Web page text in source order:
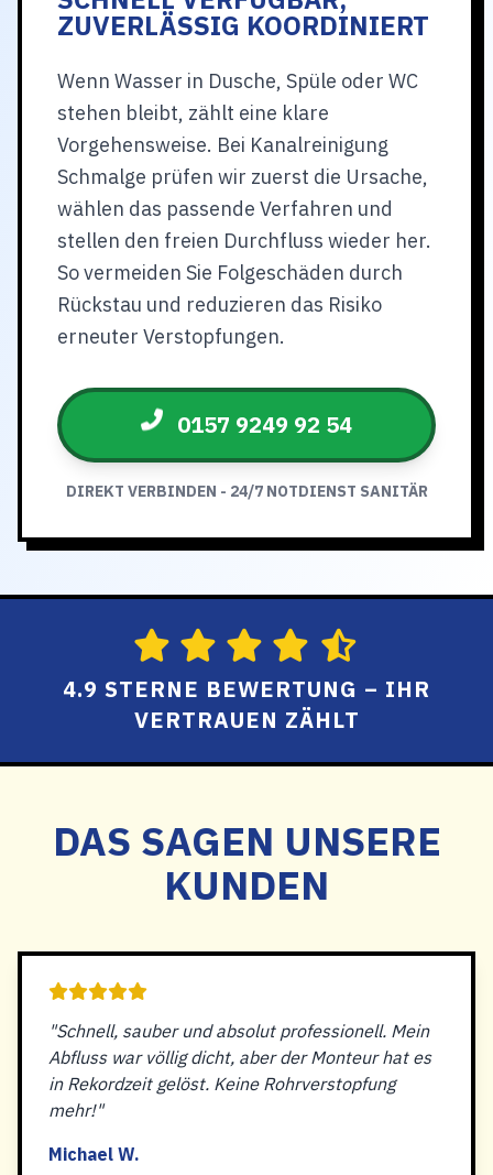
ZUVERLÄSSIG KOORDINIERT
Wenn Wasser in Dusche, Spüle oder WC
stehen bleibt, zählt eine klare
Vorgehensweise. Bei Kanalreinigung
Schmalge prüfen wir zuerst die Ursache,
wählen das passende Verfahren und
stellen den freien Durchfluss wieder her.
So vermeiden Sie Folgeschäden durch
Rückstau und reduzieren das Risiko
erneuter Verstopfungen.
0157 9249 92 54
DIREKT VERBINDEN - 24/7 NOTDIENST SANITÄR
4.9 STERNE BEWERTUNG – IHR
VERTRAUEN ZÄHLT
DAS SAGEN UNSERE
KUNDEN
"Schnell, sauber und absolut professionell. Mein
Abfluss war völlig dicht, aber der Monteur hat es
in Rekordzeit gelöst. Keine Rohrverstopfung
mehr!"
Michael W.